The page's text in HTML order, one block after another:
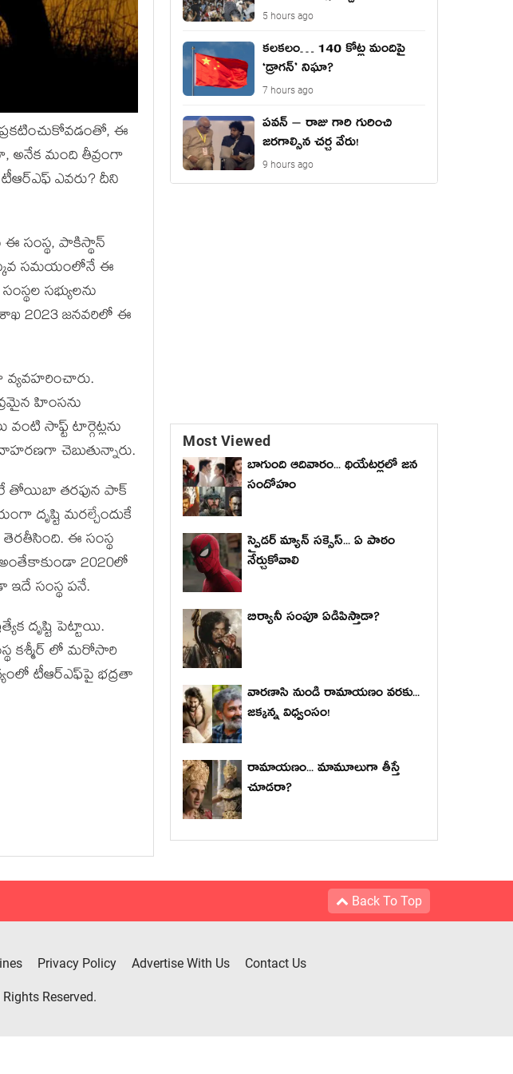
ఈ
అనేక మంది తీవ్రంగా
ఎవరు? దీని
ఈ సంస్థ, పాకిస్థాన్
సమయంలోనే ఈ
సభ్యులను
శాఖ 2023 జనవరిలో ఈ
హింసను
వంటి సాఫ్ట్ టార్గెట్లను
చెబుతున్నారు.
తోయిబా తరఫున పాక్
దృష్టి మరల్చేందుకే
ఈ సంస్థ
అంతేకాకుండా 2020లో
సంస్థ పనే.
దృష్టి పెట్టాయి.
కశ్మీర్ లో మరోసారి
టీఆర్ఎఫ్‌పై భద్రతా
5 hours ago
కలకలం… 140 కోట్ల మందిపై
‘డ్రాగన్’ నిఘా?
7 hours ago
పవన్ – రాజు గారి గురించి
జరగాల్సిన చర్చ వేరు!
9 hours ago
Most Viewed
బాగుంది ఆదివారం... థియేటర్లలో జన
సందోహం
స్పైడర్ మ్యాన్ సక్సెస్... ఏ పాఠం
నేర్చుకోవాలి
బిర్యానీ సంపూ ఏడిపిస్తాడా?
వారణాసి నుండి రామాయణం వరకు...
జక్కన్న విధ్వంసం!
రామాయణం... మామూలుగా తీస్తే
చూడరా?
Back To Top
Privacy Policy Advertise With Us Contact Us
Reserved.